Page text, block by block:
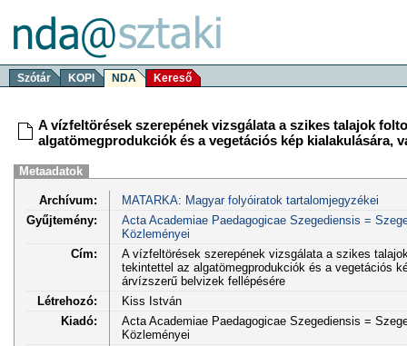
Szótár KOPI NDA Kereső
A vízfeltörések szerepének vizsgálata a szikes talajok
algatömegprodukciók és a vegetációs kép kialakulására,
Metaadatok
Archívum:
MATARKA: Magyar folyóiratok tartalomjegyzékei
Gyűjtemény:
Acta Academiae Paedagogicae Szegediensis =
Közleményei
Cím:
A vízfeltörések szerepének vizsgálata a szikes
tekintettel az algatömegprodukciók és a vegetációs
árvízszerű belvizek fellépésére
Létrehozó:
Kiss István
Kiadó:
Acta Academiae Paedagogicae Szegediensis =
Közleményei